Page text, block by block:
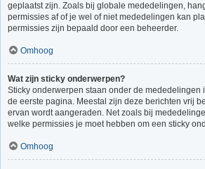
geplaatst zijn. Zoals bij globale mededelingen,
permissies af of je wel of niet mededelingen kan
permissies zijn bepaald door een beheerder.
Omhoog
Wat zijn sticky onderwerpen?
Sticky onderwerpen staan onder de mededelingen
de eerste pagina. Meestal zijn deze berichten vrij
ervan wordt aangeraden. Net zoals bij
welke permissies je moet hebben om een sticky
Omhoog